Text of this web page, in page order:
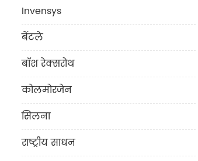
Invensys
बेंटले
बॉश रेक्सरोथ
कोलमोरजेन
सिलना
राष्ट्रीय साधन